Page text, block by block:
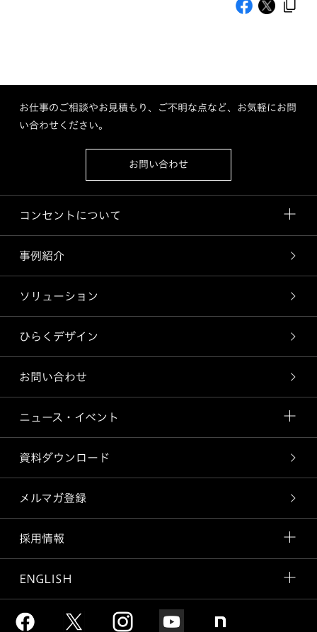
お仕事のご相談やお見積もり、ご不明な点など、お気軽にお問
い合わせください。
お問い合わせ
コンセントについて
事例紹介
ソリューション
ひらくデザイン
お問い合わせ
ニュース・イベント
資料ダウンロード
メルマガ登録
採用情報
ENGLISH